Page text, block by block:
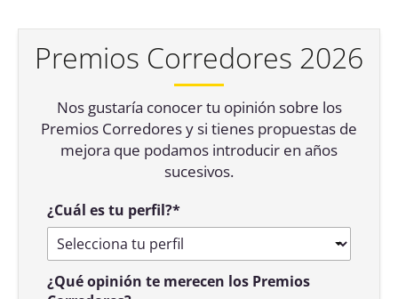
Premios Corredores 2026
Nos gustaría conocer tu opinión sobre los
Premios Corredores y si tienes propuestas de
mejora que podamos introducir en años
sucesivos.
¿Cuál es tu perfil?*
¿Qué opinión te merecen los Premios